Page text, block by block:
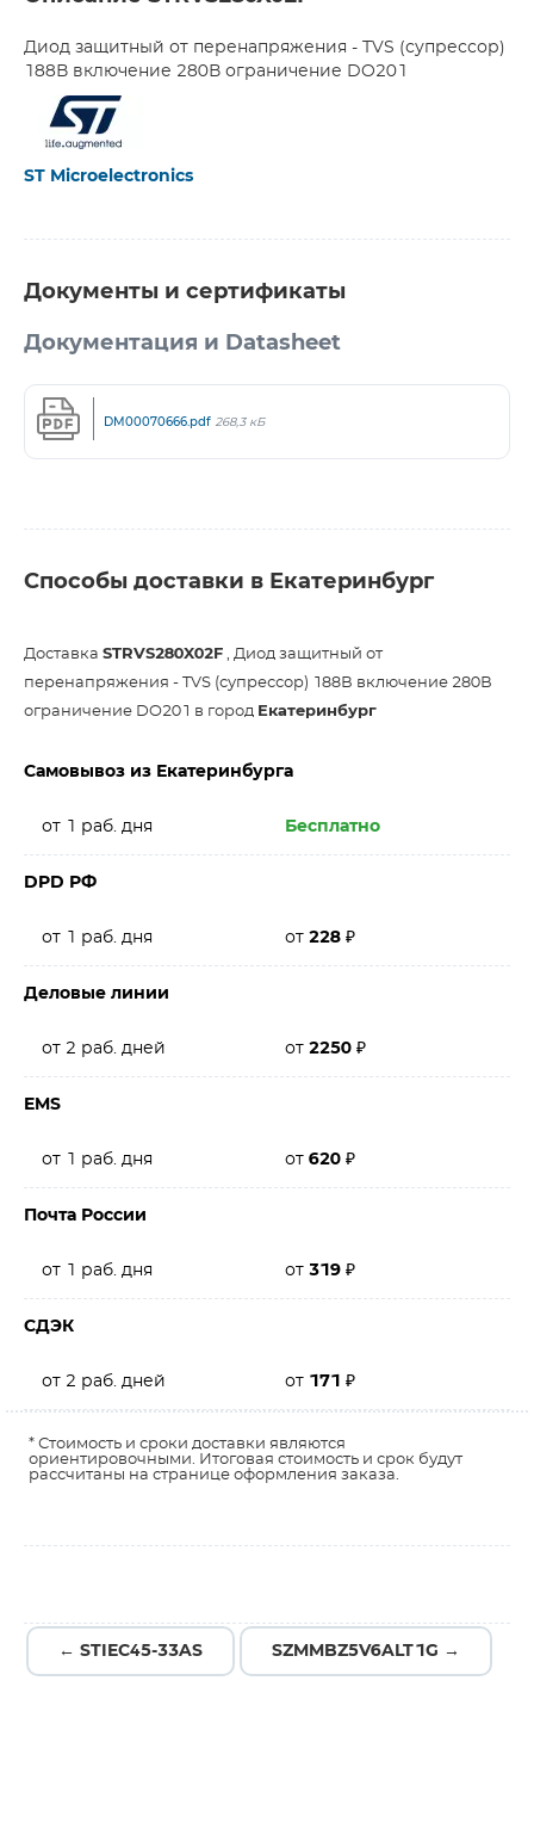
Диод защитный от перенапряжения - TVS (супрессор)
188В включение 280В ограничение DO201
ST Microelectronics
Документы и сертификаты
Документация и Datasheet
DM00070666.pdf 268,3 кБ
Способы доставки в Екатеринбург
Доставка STRVS280X02F , Диод защитный от
перенапряжения - TVS (супрессор) 188В включение 280В
ограничение DO201 в город Екатеринбург
Самовывоз из Екатеринбурга
от 1 раб. дня Бесплатно
DPD РФ
от 1 раб. дня от 228 ₽
Деловые линии
от 2 раб. дней от 2250 ₽
EMS
от 1 раб. дня от 620 ₽
Почта России
от 1 раб. дня от 319 ₽
СДЭК
от 2 раб. дней от 171 ₽
* Стоимость и сроки доставки являются
ориентировочными. Итоговая стоимость и срок будут
рассчитаны на странице оформления заказа.
← STIEC45-33AS SZMMBZ5V6ALT1G →